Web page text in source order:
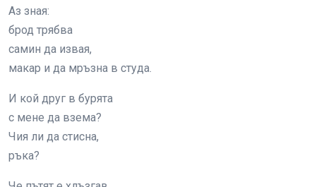
Аз зная:
брод трябва
самин да извая,
макар и да мръзна в студа.
И кой друг в бурята
с мене да взема?
Чия ли да стисна,
ръка?